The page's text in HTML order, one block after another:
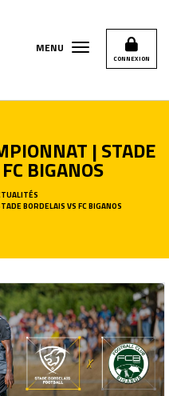
CONNEXION
MENU
| STADE
BIGANOS
BORDELAIS VS FC BIGANOS